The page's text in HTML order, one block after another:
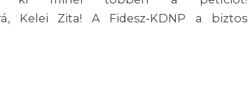
Kelei Zita! A Fidesz-KDNP a biztos